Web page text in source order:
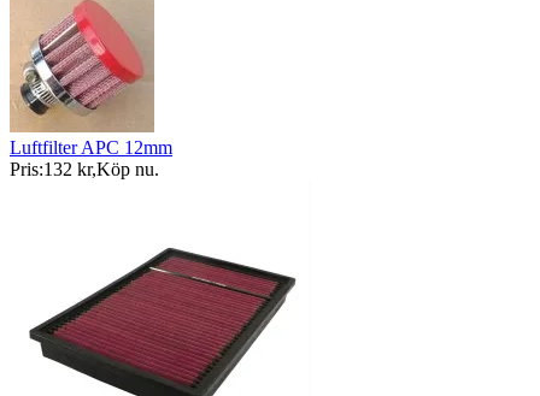
Luftfilter APC 12mm
Pris:132 kr,Köp nu.